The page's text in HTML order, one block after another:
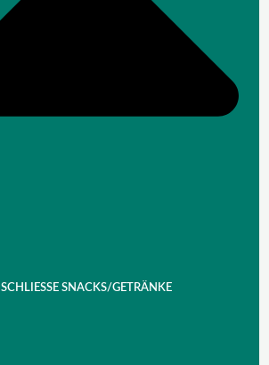
SCHLIESSE SNACKS/GETRÄNKE